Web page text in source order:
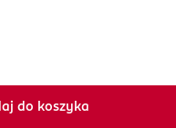
do koszyka